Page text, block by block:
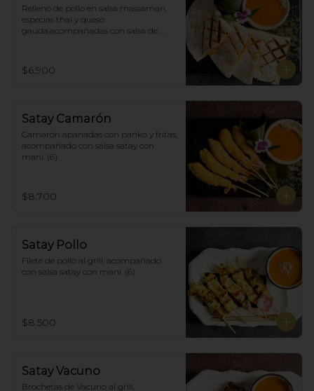
Relleno de pollo en salsa massaman,
especias thai y queso
gauda,acompañadas con salsa de
$6.900
Satay Camarón
Camarón apanadas con panko y fritas,
acompañado con salsa satay con
maní. (6)
$8.700
Satay Pollo
Filete de pollo al grill, acompañado
con salsa satay con maní. (6)
$8.500
Satay Vacuno
Brochetas de Vacuno al grill,